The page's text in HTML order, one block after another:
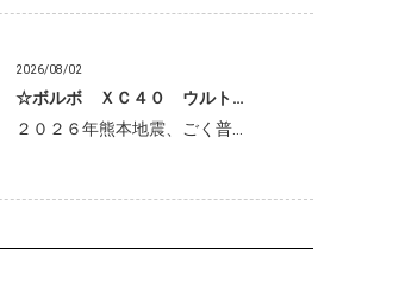
2026/08/02
☆ボルボ ＸＣ４０ ウルト…
２０２６年熊本地震、ごく普…